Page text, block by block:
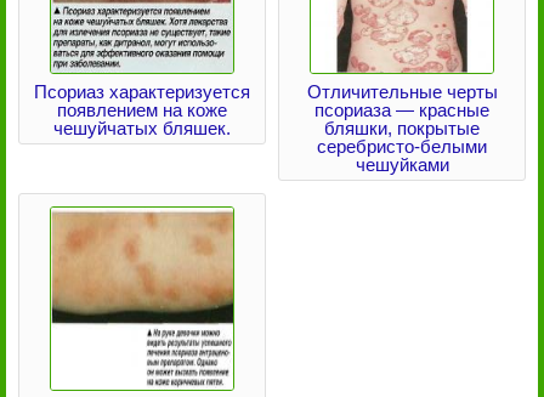
Псориаз характеризуется
появлением на коже
чешуйчатых бляшек.
Отличительные черты
псориаза — красные
бляшки, покрытые
серебристо-белыми
чешуйками